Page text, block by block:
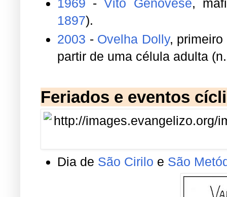
Feriados e eventos
Dia deSão CiriloeSão